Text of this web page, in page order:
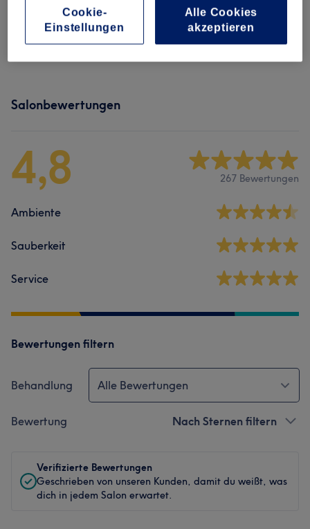
Damen Waxing - Gesicht ab 12 €
Augenbrauen & Wimpernbehandlungen (1)
Salonbewertungen
4,8 267 Bewertungen
Ambiente
Sauberkeit
Service
Bewertungen filtern
Behandlung Alle Bewertungen
Bewertung Nach Sternen filtern
Verifizierte Bewertungen
Geschrieben von unseren Kunden, damit du weißt, was
dich in jedem Salon erwartet.
Cookie-
Einstellungen
Alle Cookies
akzeptieren